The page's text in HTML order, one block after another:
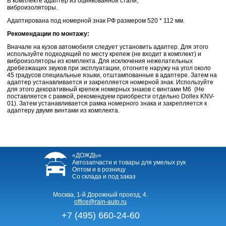
виброизоляторы.
Адаптирована под номерной знак РФ размером 520 * 112 мм.
Рекомендации по монтажу:
Вначале на кузов автомобиля следует установить адаптер. Для этого
используйте подходящий по месту крепеж (не входит в комплект) и
виброизоляторы из комплекта. Для исключения нежелательных
дребезжащих звуков при эксплуатации, отогните наружу на угол около
45 градусов специальные языки, отштампованные в адаптере. Затем на
адаптер устанавливается и закрепляется номерной знак. Используйте
для этого декоративный крепеж номерных знаков с винтами М6 (Не
поставляется с рамкой, рекомендуем приобрести отдельно Dollex KNV-
01). Затем устанавливается рамка номерного знака и закрепляется к
адаптеру двумя винтами из комплекта.
«ДОЖДЬ»
Автозапчасти и товары для умелых рук
Оптом и в розницу
Со склада и под заказ
Москва, 1-й Дорожный проезд, 4.
office@rain-auto.ru
+7 (495) 660-24-60